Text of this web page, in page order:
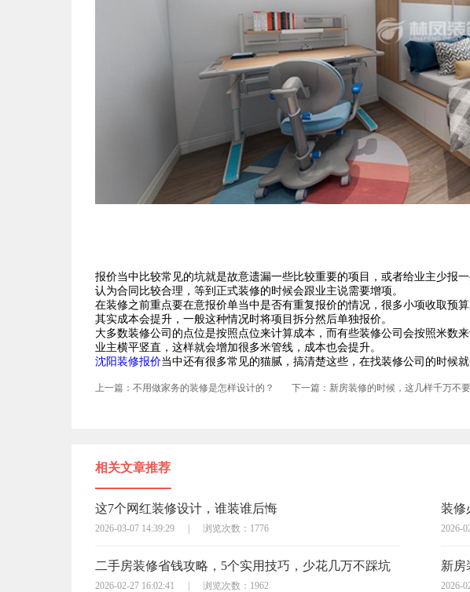
报价当中比较常见的坑就是故意遗漏一些比较重要的项目，或者给业主少报
认为合同比较合理，等到正式装修的时候会跟业主说需要增项。
在装修之前重点要在意报价单当中是否有重复报价的情况，很多小项收取预
其实成本会提升，一般这种情况时将项目拆分然后单独报价。
大多数装修公司的点位是按照点位来计算成本，而有些装修公司会按照米数
业主横平竖直，这样就会增加很多米管线，成本也会提升。
沈阳装修报价当中还有很多常见的猫腻，搞清楚这些，在找装修公司的时候
上一篇：不用做家务的装修是怎样设计的？ 下一篇：新房装修的时候，这几样千万不
相关文章推荐
这7个网红装修设计，谁装谁后悔
2026-03-07 14:39:29 | 浏览次数：1776
装修
2026-
二手房装修省钱攻略，5个实用技巧，少花几万不踩坑
2026-02-27 16:02:41 | 浏览次数：1962
新房
2026-